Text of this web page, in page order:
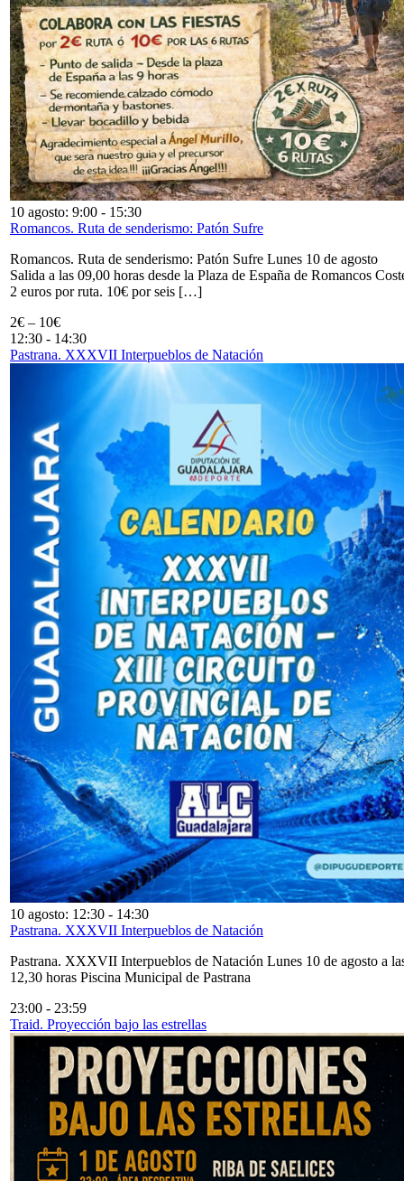
10 agosto: 9:00 - 15:30
Romancos. Ruta de senderismo: Patón Sufre
Romancos. Ruta de senderismo: Patón Sufre Lunes 10 de agosto
Salida a las 09,00 horas desde la Plaza de España de Romancos
2 euros por ruta. 10€ por seis […]
2€ – 10€
12:30 - 14:30
Pastrana. XXXVII Interpueblos de Natación
10 agosto: 12:30 - 14:30
Pastrana. XXXVII Interpueblos de Natación
Pastrana. XXXVII Interpueblos de Natación Lunes 10 de agosto a
12,30 horas Piscina Municipal de Pastrana
23:00 - 23:59
Traid. Proyección bajo las estrellas